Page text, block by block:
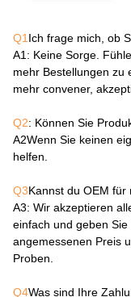
Q1Ich frage mich, ob
A1: Keine Sorge.
mehr Bestellungen zu
mehr convener,
Q2: Können Sie
A2Wenn Sie keinen
helfen.
Q3Kannst du OEM für
A3: Wir akzeptieren
einfach und geben
angemessenen Preis
Proben.
Q4Was sind Ihre